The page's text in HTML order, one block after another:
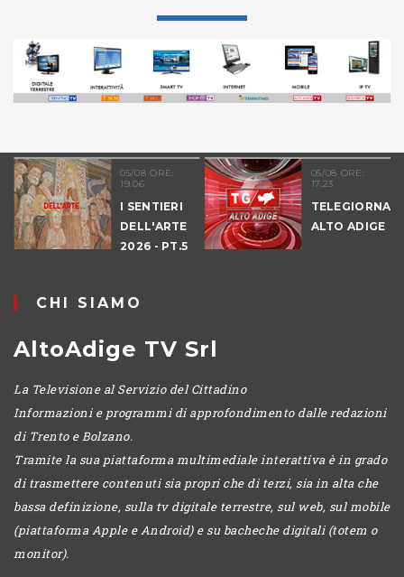
05/08 ORE:
19.06
I SENTIERI
DELL'ARTE
2026 - PT.5
05/08 ORE:
17.23
TELEGIORNALE
ALTO ADIGE
CHI SIAMO
AltoAdige TV Srl
La Televisione al Servizio del Cittadino
Informazioni e programmi di approfondimento dalle redazioni
di Trento e Bolzano.
Tramite la sua piattaforma multimediale interattiva è in grado
di trasmettere contenuti sia propri che di terzi, sia in alta che
bassa definizione, sulla tv digitale terrestre, sul web, sul mobile
(piattaforma Apple e Android) e su bacheche digitali (totem o
monitor).